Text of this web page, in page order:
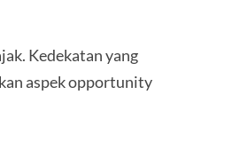
Kedekatan yang
aspek opportunity